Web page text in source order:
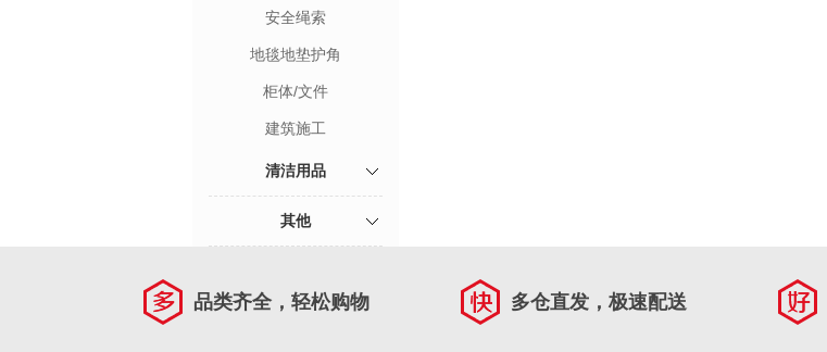
安全绳索
地毯地垫护角
柜体/文件
建筑施工
清洁用品
其他
品类齐全，轻松购物 多仓直发，极速配送